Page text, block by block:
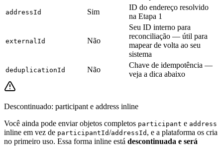
addressId Sim
ID do endereço resolvido
na Etapa 1
externalId Não
Seu ID interno para
reconciliação — útil para
mapear de volta ao seu
sistema
deduplicationId Não
Chave de idempotência —
veja a dica abaixo
Descontinuado: participant e address inline
Você ainda pode enviar objetos completos participant e address
inline em vez de participantId/addressId , e a plataforma os cria
no primeiro uso. Essa forma inline está descontinuada e será